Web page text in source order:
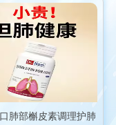
肺部槲皮素调理护肺